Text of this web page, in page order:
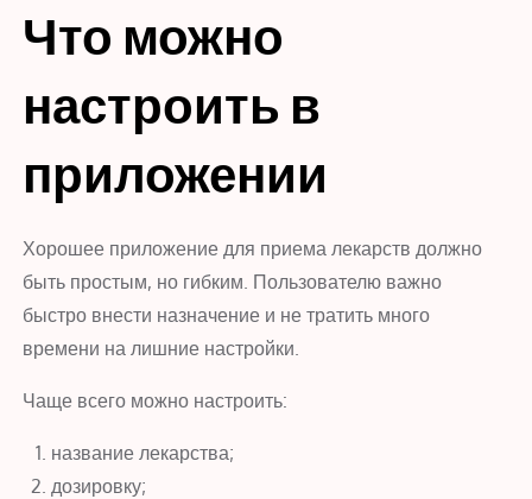
Что можно
настроить в
приложении
Хорошее приложение для приема лекарств должно
быть простым, но гибким. Пользователю важно
быстро внести назначение и не тратить много
времени на лишние настройки.
Чаще всего можно настроить:
название лекарства;
дозировку;